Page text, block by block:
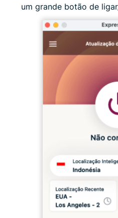
um grande botão de